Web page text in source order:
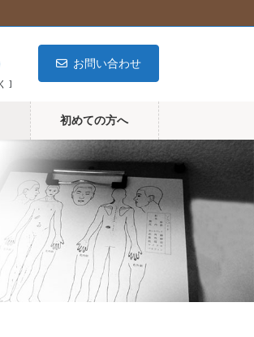
]
お問い合わせ
初めての方へ